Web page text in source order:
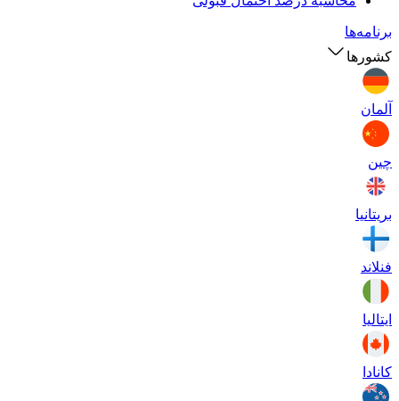
برنامه‌ها
کشورها
آلمان
چین
بریتانیا
فنلاند
ایتالیا
کانادا